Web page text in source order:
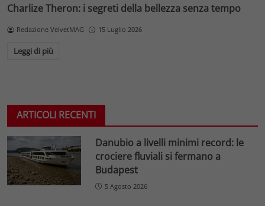
Charlize Theron: i segreti della bellezza senza tempo
Redazione VelvetMAG 15 Luglio 2026
Leggi di più
ARTICOLI RECENTI
Danubio a livelli minimi record: le
crociere fluviali si fermano a
Budapest
5 Agosto 2026